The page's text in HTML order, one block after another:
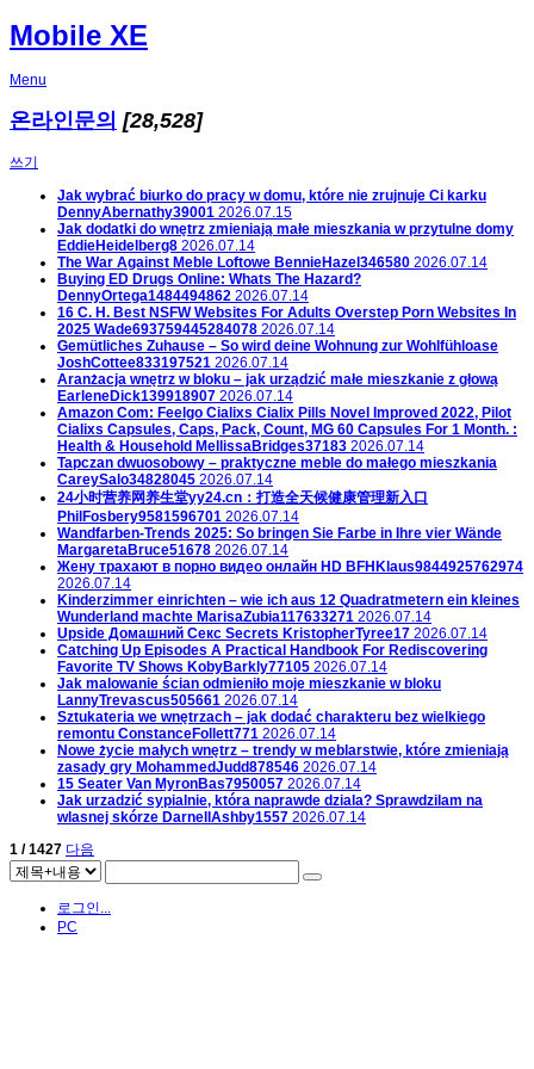
Mobile XE
Menu
온라인문의 [28,528]
쓰기
Jak wybrać biurko do pracy w domu, które nie zrujnuje Ci karku
DennyAbernathy39001 2026.07.15
Jak dodatki do wnętrz zmieniają małe mieszkania w przytulne domy
EddieHeidelberg8 2026.07.14
The War Against Meble Loftowe BennieHazel346580 2026.07.14
Buying ED Drugs Online: Whats The Hazard?
DennyOrtega1484494862 2026.07.14
16 C. H. Best NSFW Websites For Adults Overstep Porn Websites In
2025 Wade693759445284078 2026.07.14
Gemütliches Zuhause – So wird deine Wohnung zur Wohlfühloase
JoshCottee833197521 2026.07.14
Aranżacja wnętrz w bloku – jak urządzić małe mieszkanie z głową
EarleneDick139918907 2026.07.14
Amazon Com: Feelgo Cialixs Cialix Pills Novel Improved 2022, Pilot
Cialixs Capsules, Caps, Pack, Count, MG 60 Capsules For 1 Month. :
Health & Household MellissaBridges37183 2026.07.14
Tapczan dwuosobowy – praktyczne meble do małego mieszkania
CareySalo34828045 2026.07.14
24小时营养网养生堂yy24.cn：打造全天候健康管理新入口
PhilFosbery9581596701 2026.07.14
Wandfarben-Trends 2025: So bringen Sie Farbe in Ihre vier Wände
MargaretaBruce51678 2026.07.14
Жену трахают в порно видео онлайн HD BFHKlaus9844925762974
2026.07.14
Kinderzimmer einrichten – wie ich aus 12 Quadratmetern ein kleines
Wunderland machte MarisaZubia117633271 2026.07.14
Upside Домашний Секс Secrets KristopherTyree17 2026.07.14
Catching Up Episodes A Practical Handbook For Rediscovering
Favorite TV Shows KobyBarkly77105 2026.07.14
Jak malowanie ścian odmieniło moje mieszkanie w bloku
LannyTrevascus505661 2026.07.14
Sztukateria we wnętrzach – jak dodać charakteru bez wielkiego
remontu ConstanceFollett771 2026.07.14
Nowe życie małych wnętrz – trendy w meblarstwie, które zmieniają
zasady gry MohammedJudd878546 2026.07.14
15 Seater Van MyronBas7950057 2026.07.14
Jak urzadzić sypialnie, która naprawde dziala? Sprawdzilam na
wlasnej skórze DarnellAshby1557 2026.07.14
1 / 1427 다음
로그인...
PC